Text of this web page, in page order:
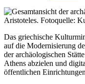
Das griechische
auf die Modernisierung
der archäologischen
Athens abzielen und
öffentlichen